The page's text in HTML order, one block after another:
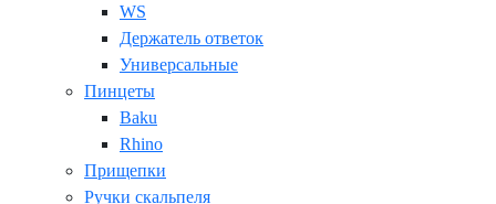
WS
Держатель ответок
Универсальные
Пинцеты
Baku
Rhino
Прищепки
Ручки скальпеля